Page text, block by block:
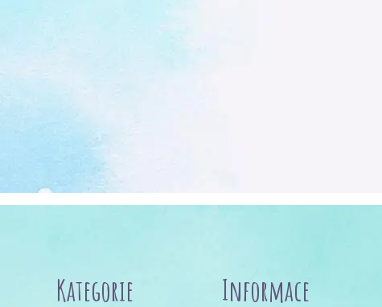
Kategorie Informace